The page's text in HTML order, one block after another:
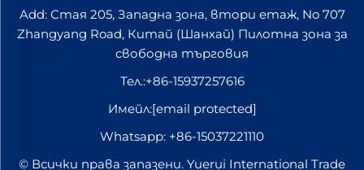
Add: Стая 205, Западна зона, втори етаж, No 707
Zhangyang Road, Китай (Шанхай) Пилотна зона за
свободна търговия
Тел.:+86-15937257616
Имейл:[email protected]
Whatsapp: +86-15037221110
© Всички права запазени. Yuerui International Trade